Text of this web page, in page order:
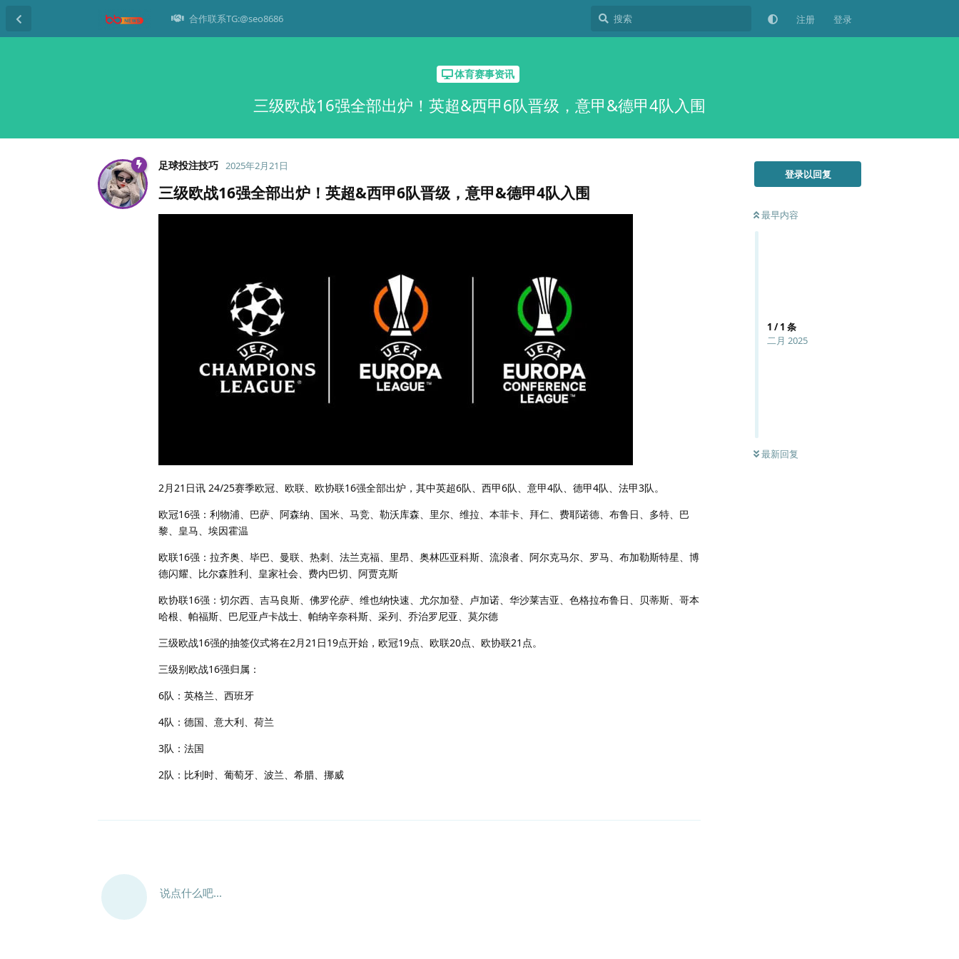
合作联系TG:@seo8686 注册 登录
体育赛事资讯
三级欧战16强全部出炉！英超&西甲6队晋级，意甲&德甲4队入围
登录以回复
最早内容
1 /1 条
二月 2025
最新回复
足球投注技巧 2025年2月21日
三级欧战16强全部出炉！英超&西甲6队晋级，意甲&德甲4队入围
2月21日讯 24/25赛季欧冠、欧联、欧协联16强全部出炉，其中英超6队、西甲6队、意甲4队、德甲4队、法甲3队。
欧冠16强：利物浦、巴萨、阿森纳、国米、马竞、勒沃库森、里尔、维拉、本菲卡、拜仁、费耶诺德、布鲁日、多特、巴
黎、皇马、埃因霍温
欧联16强：拉齐奥、毕巴、曼联、热刺、法兰克福、里昂、奥林匹亚科斯、流浪者、阿尔克马尔、罗马、布加勒斯特星、博
德闪耀、比尔森胜利、皇家社会、费内巴切、阿贾克斯
欧协联16强：切尔西、吉马良斯、佛罗伦萨、维也纳快速、尤尔加登、卢加诺、华沙莱吉亚、色格拉布鲁日、贝蒂斯、哥本
哈根、帕福斯、巴尼亚卢卡战士、帕纳辛奈科斯、采列、乔治罗尼亚、莫尔德
三级欧战16强的抽签仪式将在2月21日19点开始，欧冠19点、欧联20点、欧协联21点。
三级别欧战16强归属：
6队：英格兰、西班牙
4队：德国、意大利、荷兰
3队：法国
2队：比利时、葡萄牙、波兰、希腊、挪威
说点什么吧...